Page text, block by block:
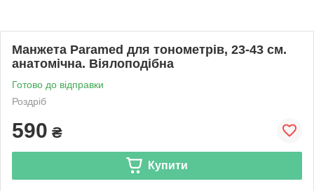
Манжета Paramed для тонометрів, 23-43 см.
анатомічна. Віялоподібна
Готово до відправки
Роздріб
590 ₴
Купити